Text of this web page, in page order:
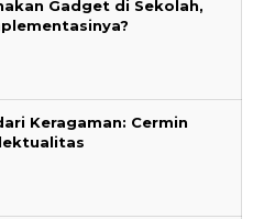
Gadget di Sekolah,
Keragaman: Cermin